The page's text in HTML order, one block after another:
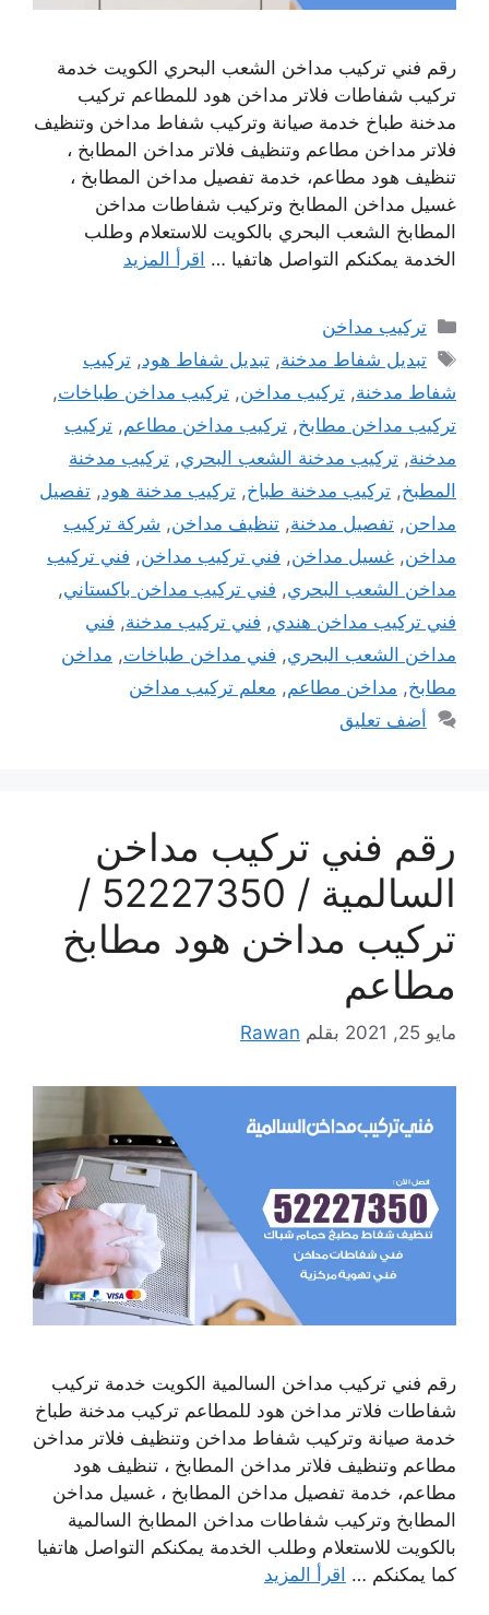
رقم فني تركيب مداخن الشعب البحري الكويت خدمة
تركيب شفاطات فلاتر مداخن هود للمطاعم تركيب
مدخنة طباخ خدمة صيانة وتركيب شفاط مداخن وتنظيف
فلاتر مداخن مطاعم وتنظيف فلاتر مداخن المطابخ ،
تنظيف هود مطاعم، خدمة تفصيل مداخن المطابخ ،
غسيل مداخن المطابخ وتركيب شفاطات مداخن
المطابخ الشعب البحري بالكويت للاستعلام وطلب
الخدمة يمكنكم التواصل هاتفيا … اقرأ المزيد
التصنيفات
تركيب مداخن
الوسوم
تبديل شفاط مدخنة,تبديل شفاط هود,تركيب
شفاط مدخنة, تركيب مداخن, تركيب مداخن طباخات,
تركيب مداخن مطابخ, تركيب مداخن مطاعم, تركيب
مدخنة, تركيب مدخنة الشعب البحري, تركيب مدخنة
المطبخ, تركيب مدخنة طباخ, تركيب مدخنة هود, تفصيل
مداحن, تفصيل مدخنة, تنظيف مداخن, شركة تركيب
مداخن, غسيل مداخن, فني تركيب مداخن, فني تركيب
مداخن الشعب البحري, فني تركيب مداخن باكستاني,
فني تركيب مداخن هندي, فني تركيب مدخنة, فني
مداخن الشعب البحري, فني مداخن طباخات, مداخن
مطابخ, مداخن مطاعم, معلم تركيب مداخن
أضف تعليق
رقم فني تركيب مداخن
السالمية / 52227350 /
تركيب مداخن هود مطابخ
مطاعم
مايو 25, 2021 بقلم Rawan
رقم فني تركيب مداخن السالمية الكويت خدمة تركيب
شفاطات فلاتر مداخن هود للمطاعم تركيب مدخنة طباخ
خدمة صيانة وتركيب شفاط مداخن وتنظيف فلاتر مداخن
مطاعم وتنظيف فلاتر مداخن المطابخ ، تنظيف هود
مطاعم، خدمة تفصيل مداخن المطابخ ، غسيل مداخن
المطابخ وتركيب شفاطات مداخن المطابخ السالمية
بالكويت للاستعلام وطلب الخدمة يمكنكم التواصل هاتفيا
كما يمكنكم … اقرأ المزيد